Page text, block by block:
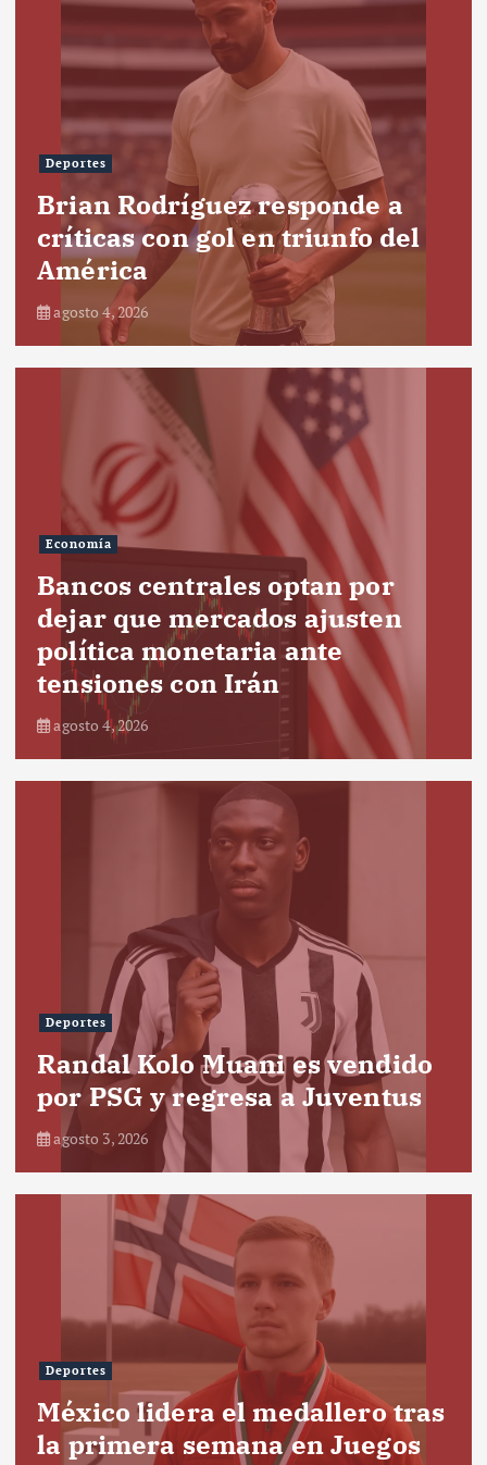
Deportes
Brian Rodríguez responde a
críticas con gol en triunfo del
América
agosto 4, 2026
Economía
Bancos centrales optan por
dejar que mercados ajusten
política monetaria ante
tensiones con Irán
agosto 4, 2026
Deportes
Randal Kolo Muani es vendido
por PSG y regresa a Juventus
agosto 3, 2026
Deportes
México lidera el medallero tras
la primera semana en Juegos